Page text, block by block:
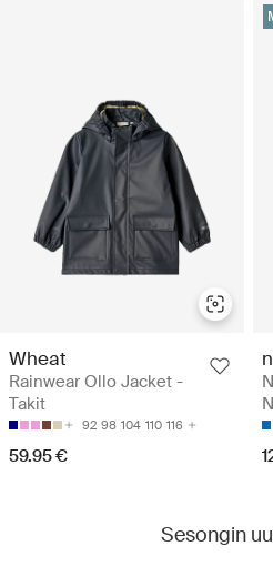
Wheat
Rainwear Ollo Jacket -
Takit
92 98 104 110 116
59.95 €
Sesongin